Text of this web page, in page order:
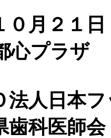
０月２１
心プラ
法人日本
歯科医師